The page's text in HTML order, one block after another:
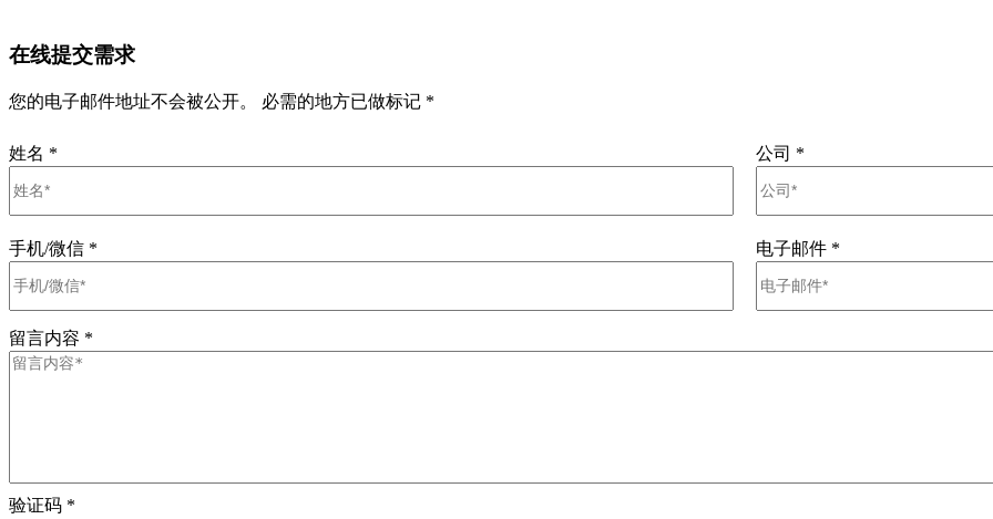
在线提交需求
您的电子邮件地址不会被公开。 必需的地方已做标记 *
姓名 * 公司 *
手机/微信 * 电子邮件 *
留言内容 *
验证码 *